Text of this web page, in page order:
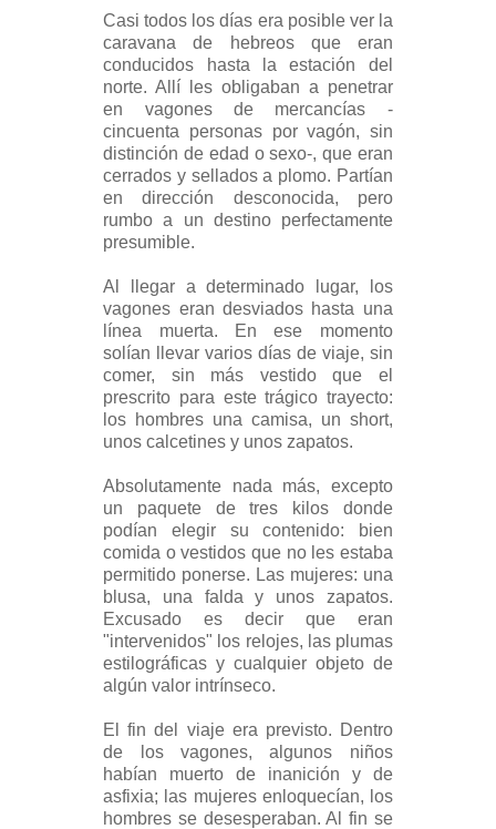
Casi todos los días era posible ver la
caravana de hebreos que eran
conducidos hasta la estación del
norte. Allí les obligaban a penetrar
en vagones de mercancías -
cincuenta personas por vagón, sin
distinción de edad o sexo-, que eran
cerrados y sellados a plomo. Partían
en dirección desconocida, pero
rumbo a un destino perfectamente
presumible.
Al llegar a determinado lugar, los
vagones eran desviados hasta una
línea muerta. En ese momento
solían llevar varios días de viaje, sin
comer, sin más vestido que el
prescrito para este trágico trayecto:
los hombres una camisa, un short,
unos calcetines y unos zapatos.
Absolutamente nada más, excepto
un paquete de tres kilos donde
podían elegir su contenido: bien
comida o vestidos que no les estaba
permitido ponerse. Las mujeres: una
blusa, una falda y unos zapatos.
Excusado es decir que eran
"intervenidos" los relojes, las plumas
estilográficas y cualquier objeto de
algún valor intrínseco.
El fin del viaje era previsto. Dentro
de los vagones, algunos niños
habían muerto de inanición y de
asfixia; las mujeres enloquecían, los
hombres se desesperaban. Al fin se